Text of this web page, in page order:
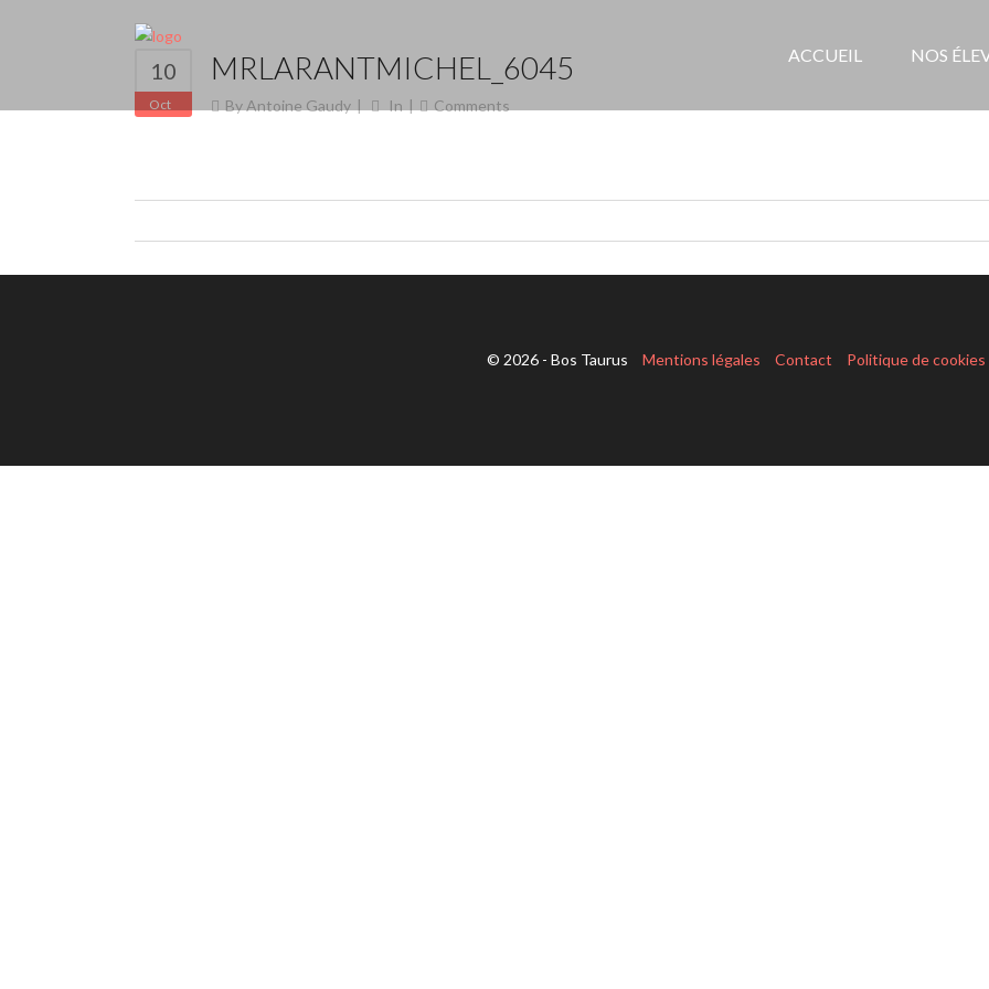
ACCUEIL NOS
10
Oct
MRLARANTMICHEL_6045
By Antoine Gaudy In Comments
© 2026 - Bos Taurus Mentions légales Contact Politique de cookies